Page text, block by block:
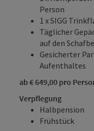
Person
1 x SIGG
Täglicher
auf den
Gesicherter
Aufenthaltes
ab € 649,00 pro
Verpflegung
Halbpension
Frühstück